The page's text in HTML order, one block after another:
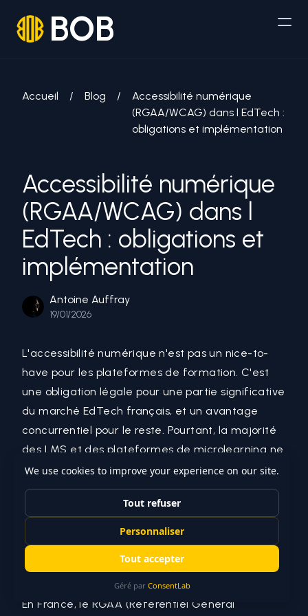
BOB
Accueil / Blog /
Accessibilité numérique
(RGAA/WCAG) dans l EdTech :
obligations et implémentation
Accessibilité numérique
(RGAA/WCAG) dans l
EdTech : obligations et
implémentation
Antoine Auffray
19/01/2026
L'accessibilité numérique n'est pas un nice-to-
have pour les plateformes de formation. C'est
une obligation légale pour une partie significative
du marché EdTech français, et un avantage
concurrentiel pour le reste. Pourtant, la majorité
des LMS et des plateformes de microlearning ne
respectent pas les critères de base du RGAA.
Cet article couvre le cadre réglementaire, les
critères techniques qui impactent les
plateformes de formation, et les patterns
d'implémentation à intégrer dès la conception.
Qui est concerné
L'obligation légale
En France, le RGAA (Référentiel Général